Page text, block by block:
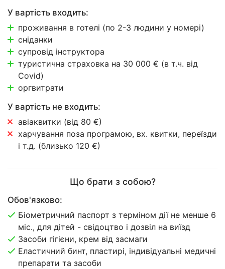
У вартість входить:
проживання в готелі (по 2-3 людини у номері)
сніданки
супровід інструктора
туристична страховка на 30 000 € (в т.ч. від
Covid)
оргвитрати
У вартість не входить:
авіаквитки (від 80 €)
харчування поза програмою, вх. квитки, переїзди
і т.д. (близько 120 €)
Що брати з собою?
Обов'язково:
Біометричний паспорт з терміном дії не менше 6
міс., для дітей - свідоцтво і дозвіл на виїзд
Засоби гігієни, крем від засмаги
Еластичний бинт, пластирі, індивідуальні медичні
препарати та засоби